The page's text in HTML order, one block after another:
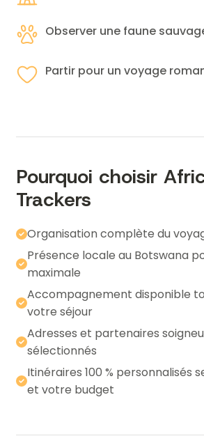
Observer une faune
Partir pour un voyage
Pourquoi choisir
Trackers
Organisation complète du
Présence locale au Botswana
maximale
Accompagnement disponible
votre séjour
Adresses et partenaires
sélectionnés
Itinéraires 100 % personnalisés
et votre budget